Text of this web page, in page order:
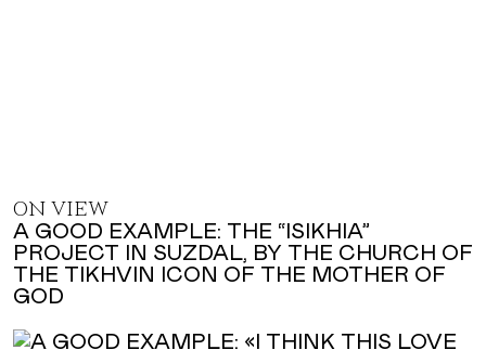
ON VIEW
A GOOD EXAMPLE: THE “ISIKHIA”
PROJECT IN SUZDAL, BY THE CHURCH OF
THE TIKHVIN ICON OF THE MOTHER OF
GOD